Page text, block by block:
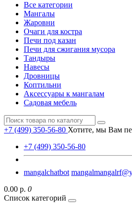
Все категории
Мангалы
Жаровни
Очаги для костра
Печи под казан
Печи для сжигания мусора
Тандыры
Навесы
Дровницы
Коптильни
Аксессуары к мангалам
Садовая мебель
+7 (499) 350-56-80 Хотите, мы Вам
+7 (499) 350-56-80
mangalchatbot
0.00 р. 0
Список категорий